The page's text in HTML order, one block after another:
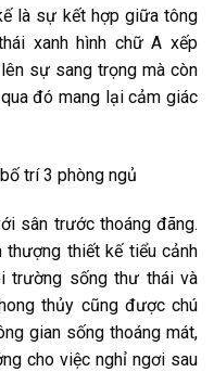
là sự kết hợp giữa tông
xanh hình chữ A xếp
sự sang trọng mà còn
đó mang lại cảm giác
sân trước thoáng đãng.
thượng thiết kế tiểu cảnh
trường sống thư thái và
thủy cũng được chú
gian sống thoáng mát,
cho việc nghỉ ngơi sau